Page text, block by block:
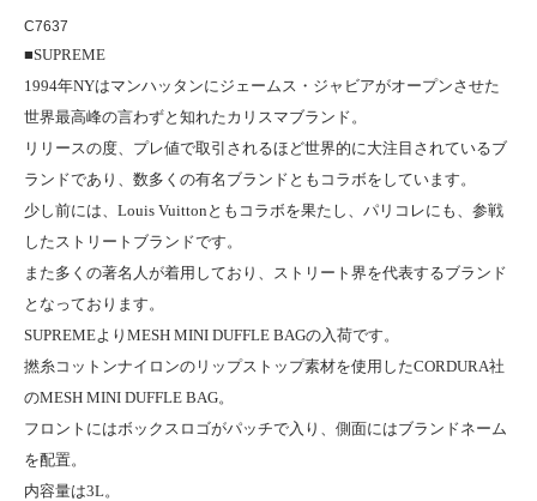
C7637
■SUPREME
1994年NYはマンハッタンにジェームス・ジャビアがオープンさせた
世界最高峰の言わずと知れたカリスマブランド。
リリースの度、プレ値で取引されるほど世界的に大注目されているブ
ランドであり、数多くの有名ブランドともコラボをしています。
少し前には、Louis Vuittonともコラボを果たし、パリコレにも、参戦
したストリートブランドです。
また多くの著名人が着用しており、ストリート界を代表するブランド
となっております。
SUPREMEよりMESH MINI DUFFLE BAGの入荷です。
撚糸コットンナイロンのリップストップ素材を使用したCORDURA社
のMESH MINI DUFFLE BAG。
フロントにはボックスロゴがパッチで入り、側面にはブランドネーム
を配置。
内容量は3L。